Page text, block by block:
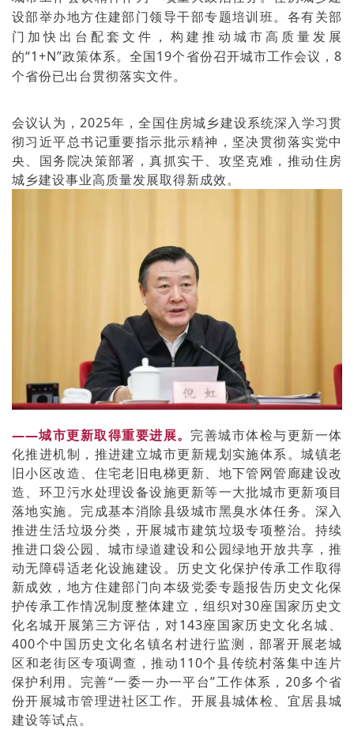
设部举办地方住建部门领导干部专题培训班。各有关部
门加快出台配套文件，构建推动城市高质量发展
的“1+N”政策体系。全国19个省份召开城市工作会议，8
个省份已出台贯彻落实文件。
会议认为，2025年，全国住房城乡建设系统深入学习贯
彻习近平总书记重要指示批示精神，坚决贯彻落实党中
央、国务院决策部署，真抓实干、攻坚克难，推动住房
城乡建设事业高质量发展取得新成效。
——城市更新取得重要进展。 完善城市体检与更新一体
化推进机制，推进建立城市更新规划实施体系。城镇老
旧小区改造、住宅老旧电梯更新、地下管网管廊建设改
造、环卫污水处理设备设施更新等一大批城市更新项目
落地实施。完成基本消除县级城市黑臭水体任务。深入
推进生活垃圾分类，开展城市建筑垃圾专项整治。持续
推进口袋公园、城市绿道建设和公园绿地开放共享，推
动无障碍适老化设施建设。历史文化保护传承工作取得
新成效，地方住建部门向本级党委专题报告历史文化保
护传承工作情况制度整体建立，组织对30座国家历史文
化名城开展第三方评估，对143座国家历史文化名城、
400个中国历史文化名镇名村进行监测，部署开展老城
区和老街区专项调查，推动110个县传统村落集中连片
保护利用。完善“一委一办一平台”工作体系，20多个省
份开展城市管理进社区工作。开展县城体检、宜居县城
建设等试点。